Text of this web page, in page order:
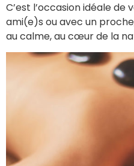
C’est l’occasion idéale de
ami(e)s ou avec un
au calme, au cœur de la